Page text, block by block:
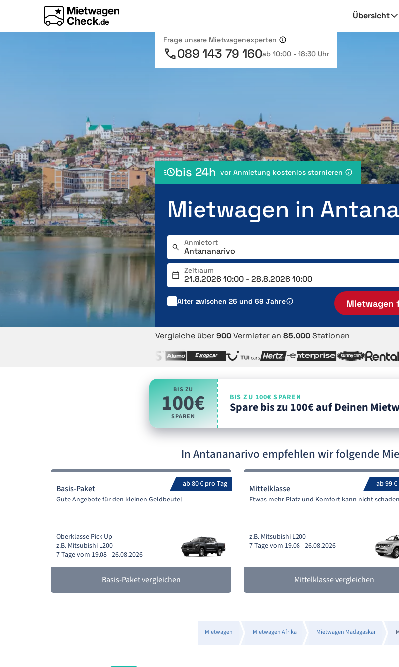
Übersicht
Frage unsere Mietwagenexperten
089 143 79 160ab 10:00 - 18:30 Uhr
bis 24h vor Anmietung kostenlos stornieren
Mietwagen in
Anmietort
Zeitraum
Alter zwischen 26 und 69 Jahre Mietwagen
Vergleiche über900Vermieter an 85.000Stationen
BIS ZU
100€
SPAREN
BIS ZU 100€ SPAREN
Spare bis zu 100€ auf Deinen
In Antananarivo empfehlen wir folgende
ab 80 € pro Tag
Basis-Paket
Gute Angebote für den kleinen Geldbeutel
Oberklasse Pick Up
z.B. Mitsubishi L200
7 Tage vom 19.08 - 26.08.2026
Basis-Paket vergleichen
ab 99
Mittelklasse
Etwas mehr Platz und Komfort kann nicht
z.B. Mitsubishi L200
7 Tage vom 19.08 - 26.08.2026
Mittelklasse vergleichen
Mietwagen Mietwagen Afrika Mietwagen Madagaskar